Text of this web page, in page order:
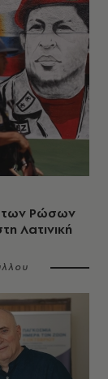
των Ρώσων
Λατινική